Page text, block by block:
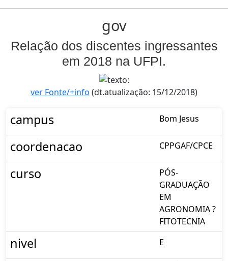
gov
Relação dos discentes ingressantes
em 2018 na UFPI.
ver Fonte/+info (dt.atualização: 15/12/2018)
campus Bom Jesus
coordenacao CPPGAF/CPCE
curso
PÓS-
GRADUAÇÃO
EM
AGRONOMIA ?
FITOTECNIA
nivel E